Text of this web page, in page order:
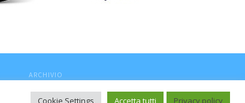
ARCHIVIO
Cookie Settings Accetta tutti Privacy policy